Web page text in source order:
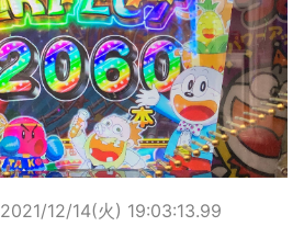
2021/12/14(火) 19:03:13.99